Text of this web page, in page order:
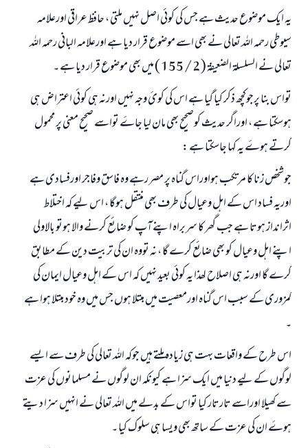
یہ ایک موضوع حدیث ہے جس کی کوئی اصل نہیں ملتی ، حافظ عراقی اورعلامہ
سیوطی رحمہ اللہ تعالی نے بھی اسے موضوع قرار دیا ہے اورعلامہ البانی رحمہ اللہ
تعالی نے السلسلۃ الضعیفۃ ( 2 / 155 ) میں بھی موضوع قرار دیا ہے ۔
تواس بنا پرجوکچھ ذکر کیا گیا ہے اس کی کوئ وجہ نہيں اورنہ ہی کوئی اعتراض ہی
ہوسکتا ہے ، اوراگر حدیث کوصحیح بھی مان لیا جاۓ‌ تواسے صحیح معنی پر محمول
کرتے ہوۓ یہ کہا جاسکتا ہے :
جوشخص زنا کا مرتکب ہواوراس گناہ پر مصر رہے وہ فاسق وفاجر اورفسادی ہے
اوریہ فساد اس کے اہل وعیال کی طرف بھی منتقل ہوگا ، اس لیے کہ اختلاط
اثرانداز ہوتا ہے جب گھر کا سربراہ اپنے آپ کو ضائع کرنے والا ہوتو بالاولی
اپنے اہل وعیال کو بھی ضا‏ئع کرے گا ، نہ تووہ ان کی تربیت دین کے مطابق
کرے گا اورنہ ہی اصلاح لھذا یہ کوئی بعید نہيں کہ اس کے اہل وعیال ایمان کی
کمزوری کے سبب اس گناہ اورمعصیت میں مبتلا ہوں جس میں وہ خود مبتلا ہوا ہے
۔
اس طرح کے واقعات بہت ہی زيادہ ملتے ہیں جوکہ اللہ تعالی کی طرف سے ایسے
لوگوں کے لیے دنیا میں ایک سزا ہے کیونکہ ان لوگوں نے مسلمانوں کی عزت
سے کھیلا اوراسے تارتار کیا تواس کے بدلے میں اللہ تعالی نے انہيں سزا دیتے
ہوۓ ان کی عزت کے ساتھ بھی ویسا ہی سلوک کیا ۔